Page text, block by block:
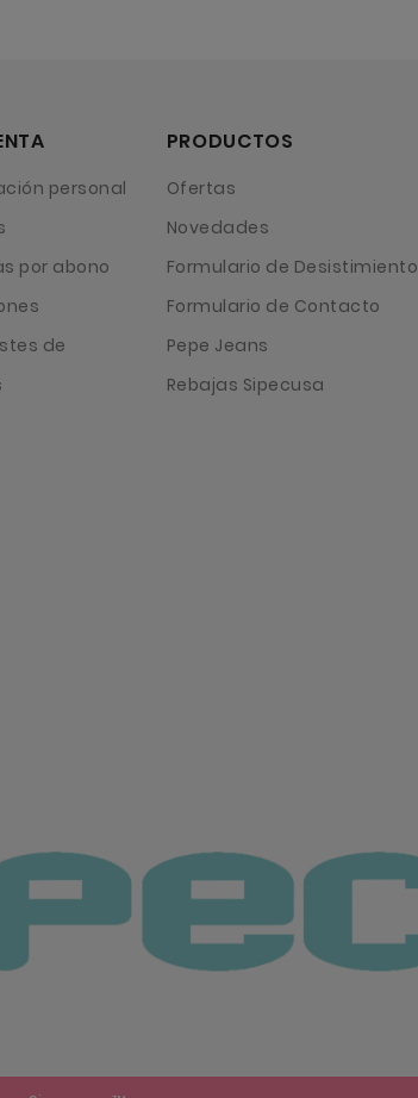
personal
por abono
de
PRODUCTOS
Ofertas
Novedades
Formulario de Desistimiento
Formulario de Contacto
Pepe Jeans
Rebajas Sipecusa